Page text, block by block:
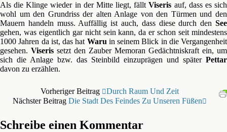
Als die Klinge wieder in der Mitte liegt, fälltViseris auf, dass es sich
wohl um den Grundriss der alten Anlage von den Türmen und den
Mauern handeln muss. Auffällig ist auch, dass diese durch den See
gehen, was eigentlich gar nicht sein kann, da er schon seit mindestens
1000 Jahren da ist, das hat Waru in seinem Blick in die Vergangenheit
gesehen. Viseris setzt den Zauber Memoran Gedächtniskraft ein, um
sich die Anlage bzw. das Steinbild einzuprägen und später Pettar
davon zu erzählen.
Vorheriger Beitrag
Durch Raum Und Zeit
Nächster Beitrag Die Stadt Des Feindes Zu Unseren Füßen
Schreibe einen Kommentar